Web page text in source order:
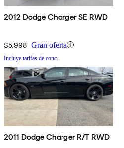
2012 Dodge Charger SE RWD
$5,998 Gran oferta
Incluye tarifas de conc.
2011 Dodge Charger R/T RWD